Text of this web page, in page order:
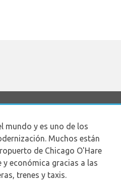
mundo y es uno de los
Muchos están
de Chicago O'Hare
y económica gracias a las
trenes y taxis.